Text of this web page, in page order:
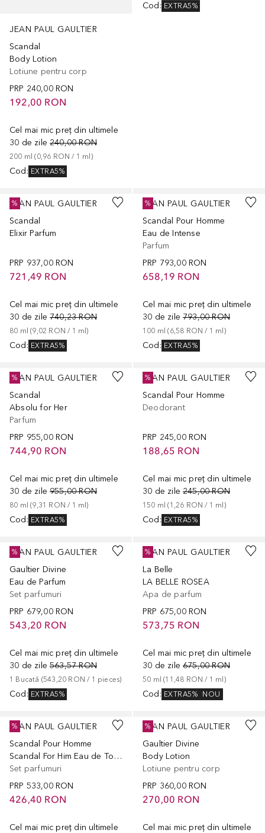
JEAN PAUL GAULTIER
Scandal
Body Lotion
Lotiune pentru corp
PRP 240,00 RON
192,00 RON
Cel mai mic preț din ultimele
30 de zile 240,00 RON
200 ml (0,96 RON / 1 ml )
Cod: EXTRA5%
Cod : EXTRA5%
JEAN PAUL GAULTIER
Scandal
Elixir Parfum
PRP 937,00 RON
721,49 RON
Cel mai mic preț din ultimele
30 de zile 740,23 RON
80 ml (9,02 RON / 1 ml)
Cod: EXTRA5%
%
JEAN PAUL GAULTIER
Scandal Pour Homme
Eau de Intense
Parfum
PRP 793,00 RON
658,19 RON
Cel mai mic preț din ultimele
30 de zile 793,00 RON
100 ml (6,58 RON / 1 ml )
Cod: EXTRA5%
%
JEAN PAUL GAULTIER
Scandal
Absolu for Her
Parfum
PRP 955,00 RON
744,90 RON
Cel mai mic preț din ultimele
30 de zile 955,00 RON
80 ml (9,31 RON / 1 ml)
Cod: EXTRA5%
%
JEAN PAUL GAULTIER
Scandal Pour Homme
Deodorant
PRP 245,00 RON
188,65 RON
Cel mai mic preț din ultimele
30 de zile 245,00 RON
150 ml (1,26 RON / 1 ml )
Cod: EXTRA5%
%
JEAN PAUL GAULTIER
Gaultier Divine
Eau de Parfum
Set parfumuri
PRP 679,00 RON
543,20 RON
Cel mai mic preț din ultimele
30 de zile 563,57 RON
1 Bucată (543,20 RON / 1 pieces)
Cod: EXTRA5%
%
JEAN PAUL GAULTIER
La Belle
LA BELLE ROSEA
Apa de parfum
PRP 675,00 RON
573,75 RON
Cel mai mic preț din ultimele
30 de zile 675,00 RON
50 ml (11,48 RON / 1 ml )
Cod: EXTRA5% NOU
%
JEAN PAUL GAULTIER
Scandal Pour Homme
Scandal For Him Eau de Toilette Gift Set
Set parfumuri
PRP 533,00 RON
426,40 RON
Cel mai mic preț din ultimele
%
JEAN PAUL GAULTIER
Gaultier Divine
Body Lotion
Lotiune pentru corp
PRP 360,00 RON
270,00 RON
Cel mai mic preț din ultimele
%